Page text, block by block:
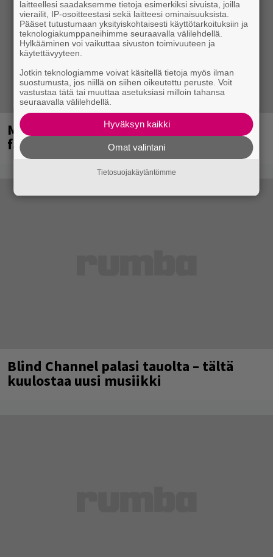
Mainioita uutisia Remu Aaltosen
faneille
Blind Channel palasi tauolta – tältä
kuulostaa uusi musiikki
laitteellesi saadaksemme tietoja esimerkiksi sivuista, joilla
vierailit, IP-osoitteestasi sekä laitteesi ominaisuuksista.
Pääset tutustumaan yksityiskohtaisesti käyttötarkoituksiin ja
teknologiakumppaneihimme seuraavalla välilehdellä.
Hylkääminen voi vaikuttaa sivuston toimivuuteen ja
käytettävyyteen.
Jotkin teknologiamme voivat käsitellä tietoja myös ilman
suostumusta, jos niillä on siihen oikeutettu peruste. Voit
vastustaa tätä tai muuttaa asetuksiasi milloin tahansa
seuraavalla välilehdellä.
Hyväksyn kaikki
Omat valintani
Tietosuojakäytäntömme